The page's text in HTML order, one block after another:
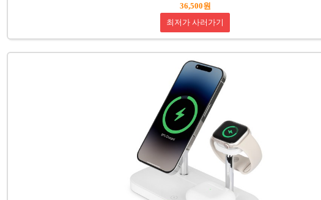
36,500원
최저가 사러가기